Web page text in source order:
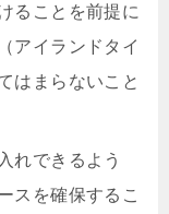
ることを前提に
アイランドタイ
はまらないこと
れできるよう
スを確保するこ